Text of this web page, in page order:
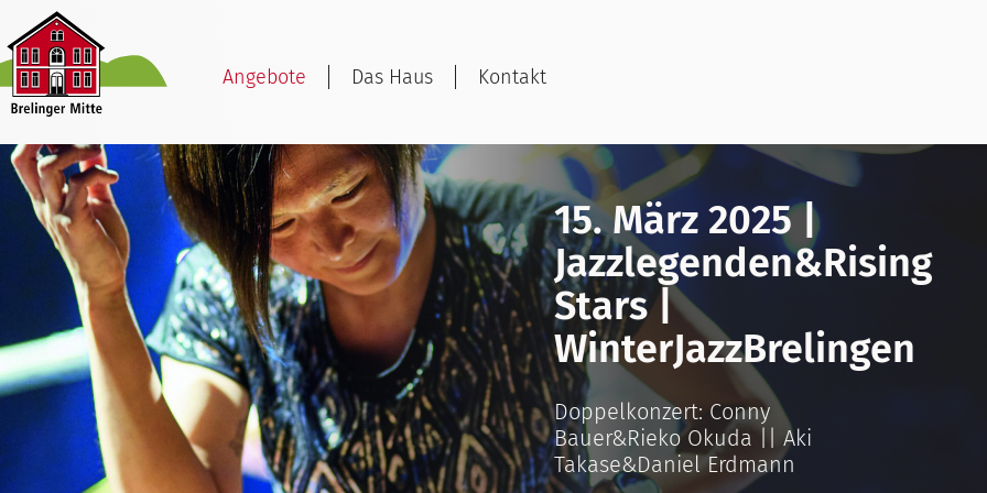
Angebote Das Haus Kontakt
15. März 2025 |
Jazzlegenden&Rising
Stars |
WinterJazzBrelingen
Doppelkonzert: Conny
Bauer&Rieko Okuda || Aki
Takase&Daniel Erdmann